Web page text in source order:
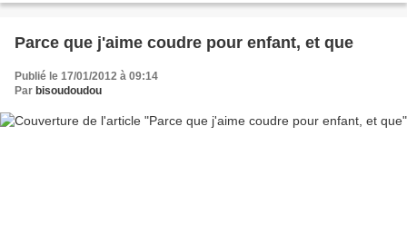
Parce que j'aime coudre pour enfant, et que
Publié le 17/01/2012 à 09:14
Par bisoudoudou